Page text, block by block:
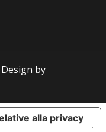
by
alla privacy